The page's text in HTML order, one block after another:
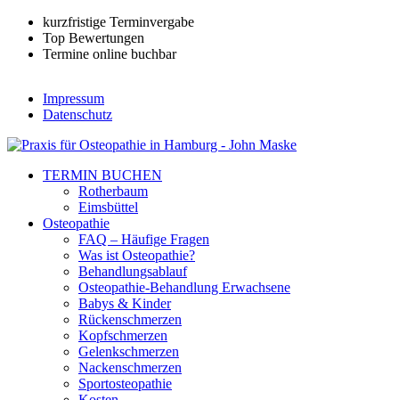
kurzfristige Terminvergabe
Top Bewertungen
Termine online buchbar
Impressum
Datenschutz
TERMIN BUCHEN
Rotherbaum
Eimsbüttel
Osteopathie
FAQ – Häufige Fragen
Was ist Osteopathie?
Behandlungsablauf
Osteopathie-Behandlung Erwachsene
Babys & Kinder
Rückenschmerzen
Kopfschmerzen
Gelenkschmerzen
Nackenschmerzen
Sportosteopathie